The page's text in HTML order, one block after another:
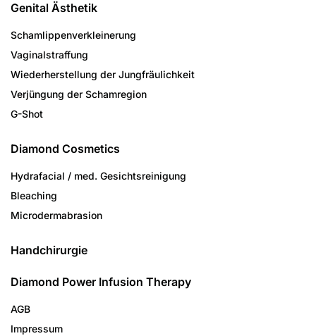
Genital Ästhetik
Schamlippenverkleinerung
Vaginalstraffung
Wiederherstellung der Jungfräulichkeit
Verjüngung der Schamregion
G-Shot
Diamond Cosmetics
Hydrafacial / med. Gesichtsreinigung
Bleaching
Microdermabrasion
Handchirurgie
Diamond Power Infusion Therapy
AGB
Impressum